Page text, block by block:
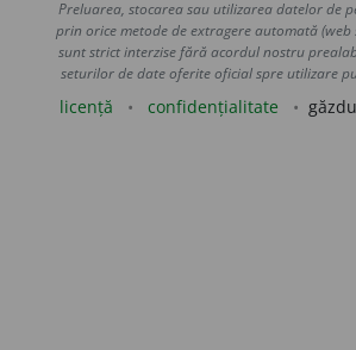
Preluarea, stocarea sau utilizarea datelor de
prin orice metode de extragere automată (web
sunt strict interzise fără acordul nostru
seturilor de date oferite oficial spre utilizare
licență confidențialitate